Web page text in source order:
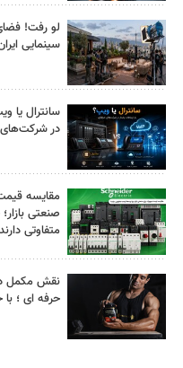
لو رفت!
سینمایی
سانترال یا
در
مقایسه
صنعتی
متفاوتی
نقش مکمل
حرفه ای ؛